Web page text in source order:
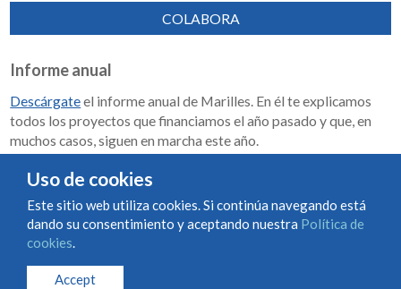
COLABORA
Informe anual
Descárgateel informe anual de Marilles. En él te explicamos
todos los proyectos que financiamos el año pasado y que, en
muchos casos, siguen en marcha este año.
Memoria de impacto 2018-2023
Condiciones de uso y contratación
© Marilles Foundation
Uso de cookies
Este sitio web utiliza cookies. Si continúa navegando está
dando su consentimiento y aceptando nuestra Política de
cookies.
Accept